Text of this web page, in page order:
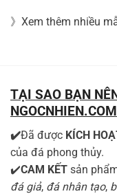
》Xem thêm nhiều
TẠI SAO BẠN
NGOCNHIEN.COM
✔️Đã được KÍCH
của đá phong thủy.
✔️CAM KẾT sản
đá giả, đá nhân tạo,